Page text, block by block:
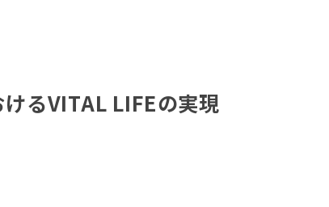
るVITAL LIFEの実現